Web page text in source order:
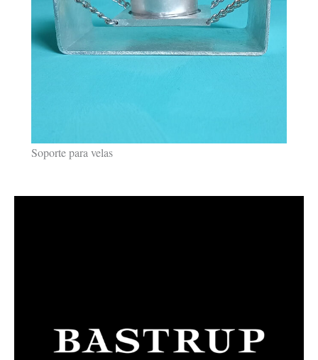
Soporte para velas